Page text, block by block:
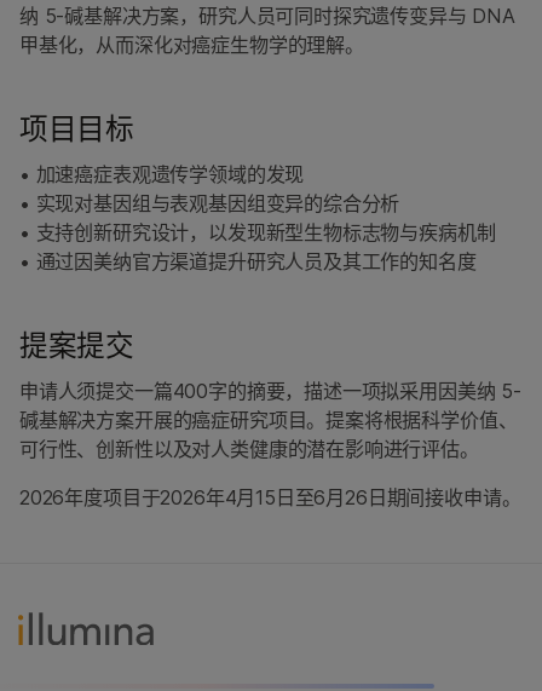
纳 5-碱基解决方案，研究人员可同时探究遗传变异与 DNA
甲基化，从而深化对癌症生物学的理解。
项目目标
• 加速癌症表观遗传学领域的发现
• 实现对基因组与表观基因组变异的综合分析
• 支持创新研究设计，以发现新型生物标志物与疾病机制
• 通过因美纳官方渠道提升研究人员及其工作的知名度
提案提交
申请人须提交一篇400字的摘要，描述一项拟采用因美纳 5-
碱基解决方案开展的癌症研究项目。提案将根据科学价值、
可行性、创新性以及对人类健康的潜在影响进行评估。
2026年度项目于2026年4月15日至6月26日期间接收申请。